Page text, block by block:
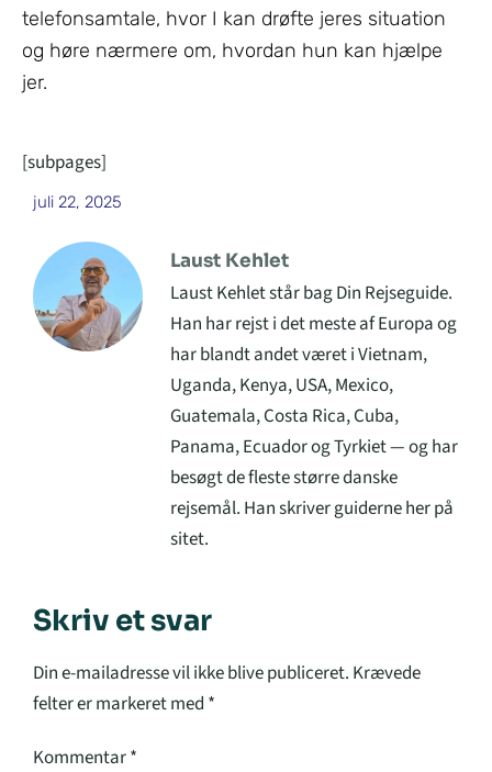
telefonsamtale, hvor I kan drøfte jeres situation
og høre nærmere om, hvordan hun kan hjælpe
jer.
[subpages]
juli 22, 2025
Laust Kehlet
Laust Kehlet står bag Din Rejseguide.
Han har rejst i det meste af Europa og
har blandt andet været i Vietnam,
Uganda, Kenya, USA, Mexico,
Guatemala, Costa Rica, Cuba,
Panama, Ecuador og Tyrkiet — og har
besøgt de fleste større danske
rejsemål. Han skriver guiderne her på
sitet.
Skriv et svar
Din e-mailadresse vil ikke blive publiceret. Krævede
felter er markeret med *
Kommentar*